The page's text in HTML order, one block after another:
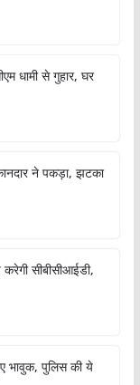
धामी से गुहार, घर
ने पकड़ा, झटका
करेगी सीबीसीआईडी,
भावुक, पुलिस की ये